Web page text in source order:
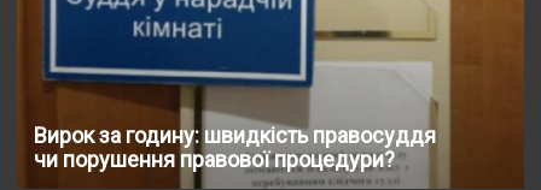
Вирок за годину: швидкість правосуддя
чи порушення правової процедури?